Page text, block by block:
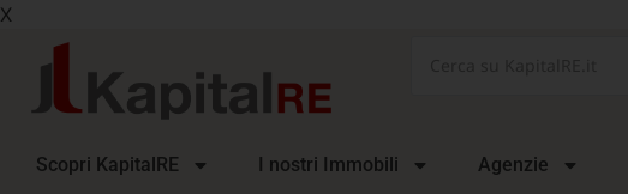
X
Scopri KapitalRE I nostri Immobili Agenzie